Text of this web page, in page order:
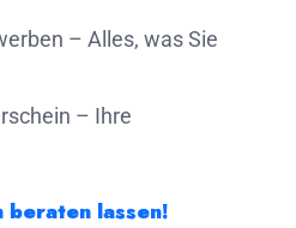
– Alles, was Sie
– Ihre
beraten lassen!